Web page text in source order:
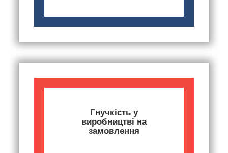
Гнучкість у
виробництві на
замовлення